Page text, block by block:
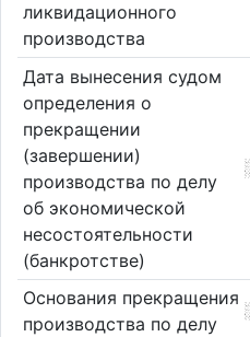
ликвидационного
производства
Дата вынесения судом
определения о
прекращении
(завершении)
производства по делу
об экономической
несостоятельности
(банкротстве)
Основания прекращения
производства по делу